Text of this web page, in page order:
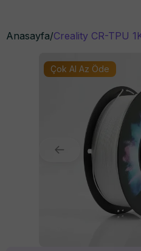
Anasayfa/Creality CR-TPU
Çok Al Az Öde